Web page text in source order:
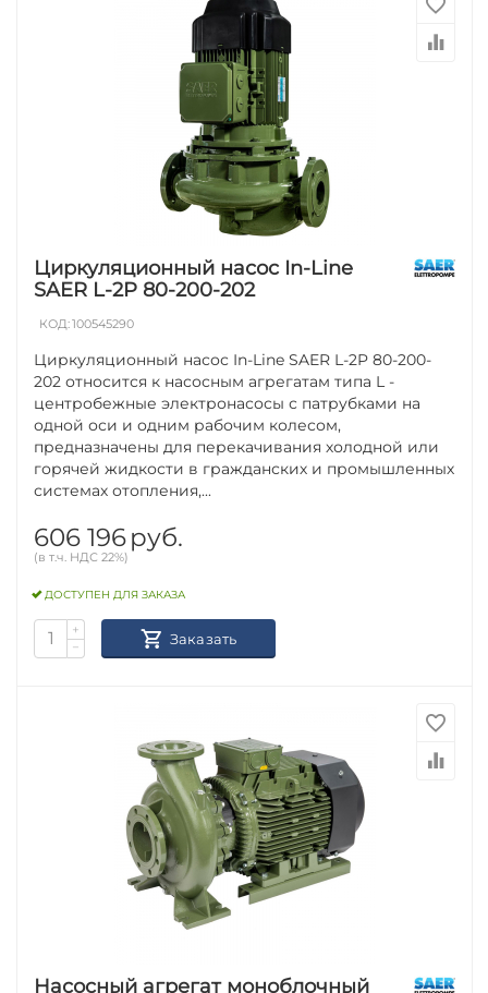
Циркуляционный насос In-Line
SAER L-2P 80-200-202
КОД:100545290
Циркуляционный насос In-Line SAER L-2P 80-200-
202 относится к насосным агрегатам типа L -
центробежные электронасосы с патрубками на
одной оси и одним рабочим колесом,
предназначены для перекачивания холодной или
горячей жидкости в гражданских и промышленных
системах отопления,...
606 196руб.
(в т.ч. НДС 22%)
ДОСТУПЕН ДЛЯ ЗАКАЗА
+
−
Заказать
Насосный агрегат моноблочный